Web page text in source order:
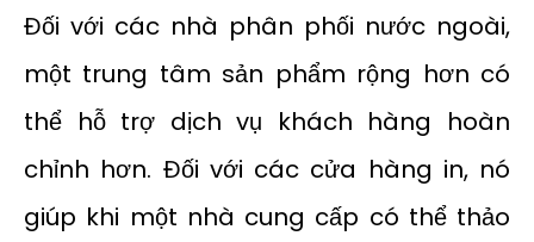
Đối với các nhà phân phối nước ngoài,
một trung tâm sản phẩm rộng hơn có
thể hỗ trợ dịch vụ khách hàng hoàn
chỉnh hơn. Đối với các cửa hàng in, nó
giúp khi một nhà cung cấp có thể thảo